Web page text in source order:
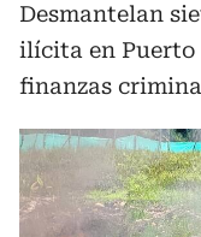
Desmantelan
ilícita en Puerto
finanzas